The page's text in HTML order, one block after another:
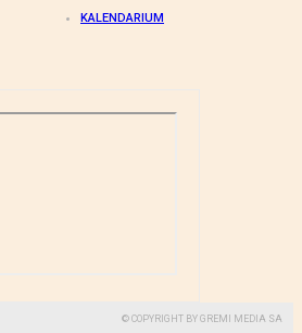
KALENDARIUM
© COPYRIGHT BY GREMI MEDIA SA